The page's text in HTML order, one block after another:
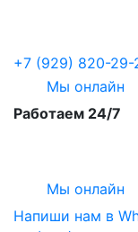
+7 (929) 820-29-
Мы онлайн
Работаем 24/7
Мы онлайн
Напиши нам в